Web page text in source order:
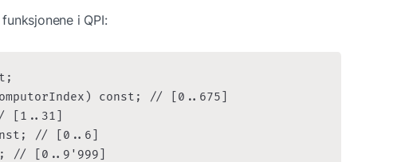
i QPI:
const; // [0..675]
[1..31]
// [0..6]
// [0..9'999]